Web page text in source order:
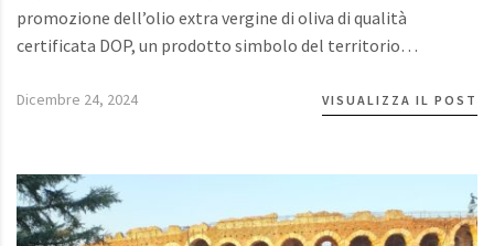
promozione dell’olio extra vergine di oliva di qualità
certificata DOP, un prodotto simbolo del territorio…
Dicembre 24, 2024 VISUALIZZA IL POST